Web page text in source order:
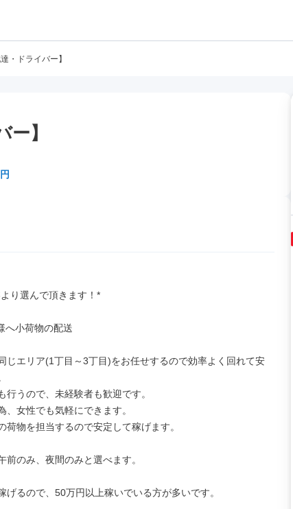
・ドライバー】
ー】
り選んで頂きます！*
へ小荷物の配送
じエリア(1丁目～3丁目)をお任せするので効率よく回れて安
行うので、未経験者も歓迎です。
、女性でも気軽にできます。
荷物を担当するので安定して稼げます。
前のみ、夜間のみと選べます。
げるので、50万円以上稼いでいる方が多いです。